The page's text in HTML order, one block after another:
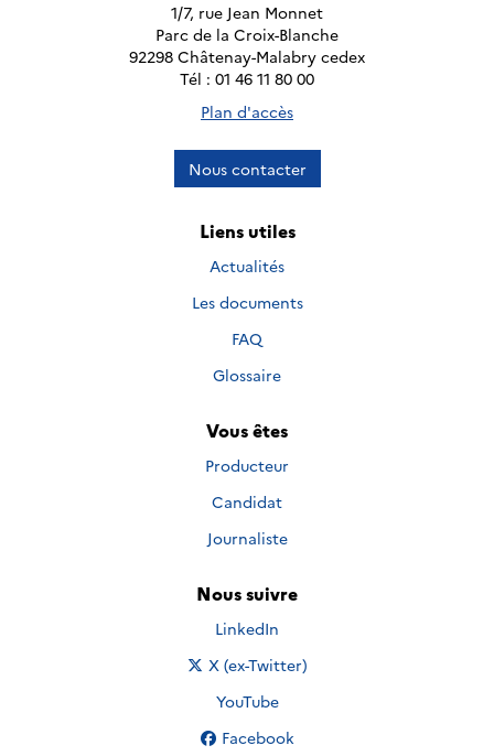
1/7, rue Jean Monnet
Parc de la Croix-Blanche
92298 Châtenay-Malabry cedex
Tél : 01 46 11 80 00
Plan d'accès
Nous contacter
Liens utiles
Actualités
Les documents
FAQ
Glossaire
Vous êtes
Producteur
Candidat
Journaliste
Nous suivre
Nous suivre sur
LinkedIn
Nous suivre sur
X (ex-Twitter)
Nous suivre sur
YouTube
Nous suivre sur
Facebook